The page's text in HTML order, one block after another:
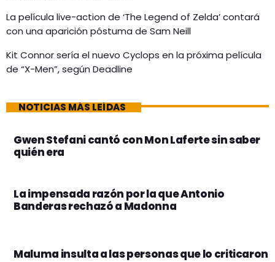
La película live-action de ‘The Legend of Zelda’ contará
con una aparición póstuma de Sam Neill
Kit Connor sería el nuevo Cyclops en la próxima película
de “X-Men”, según Deadline
NOTICIAS MÁS LEÍDAS
Gwen Stefani cantó con Mon Laferte sin saber
quién era
La impensada razón por la que Antonio
Banderas rechazó a Madonna
Maluma insulta a las personas que lo criticaron